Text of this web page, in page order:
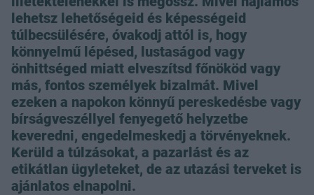
lehetsz lehetőségeid és képességeid
túlbecsülésére, óvakodj attól is, hogy
könnyelmű lépésed, lustaságod vagy
önhittséged miatt elveszítsd főnököd vagy
más, fontos személyek bizalmát. Mivel
ezeken a napokon könnyű pereskedésbe vagy
bírságveszéllyel fenyegető helyzetbe
keveredni, engedelmeskedj a törvényeknek.
Kerüld a túlzásokat, a pazarlást és az
etikátlan ügyleteket, de az utazási terveket is
ajánlatos elnapolni.